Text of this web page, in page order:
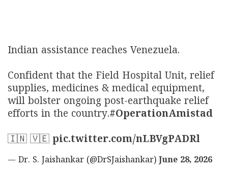
Indian assistance reaches Venezuela.
Confident that the Field Hospital Unit, relief
supplies, medicines & medical equipment,
will bolster ongoing post-earthquake relief
efforts in the country.#OperationAmistad
🇮🇳 🇻🇪 pic.twitter.com/nLBVgPADRl
— Dr. S. Jaishankar (@DrSJaishankar) June 28, 2026